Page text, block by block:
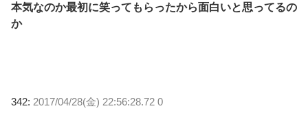
本気なのか最初に笑ってもらったから面白いと思ってるの
か
342: 2017/04/28(金) 22:56:28.72 0